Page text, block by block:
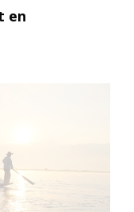
en
de direction ou